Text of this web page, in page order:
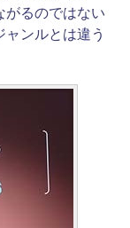
がるのではない
ンルとは違う